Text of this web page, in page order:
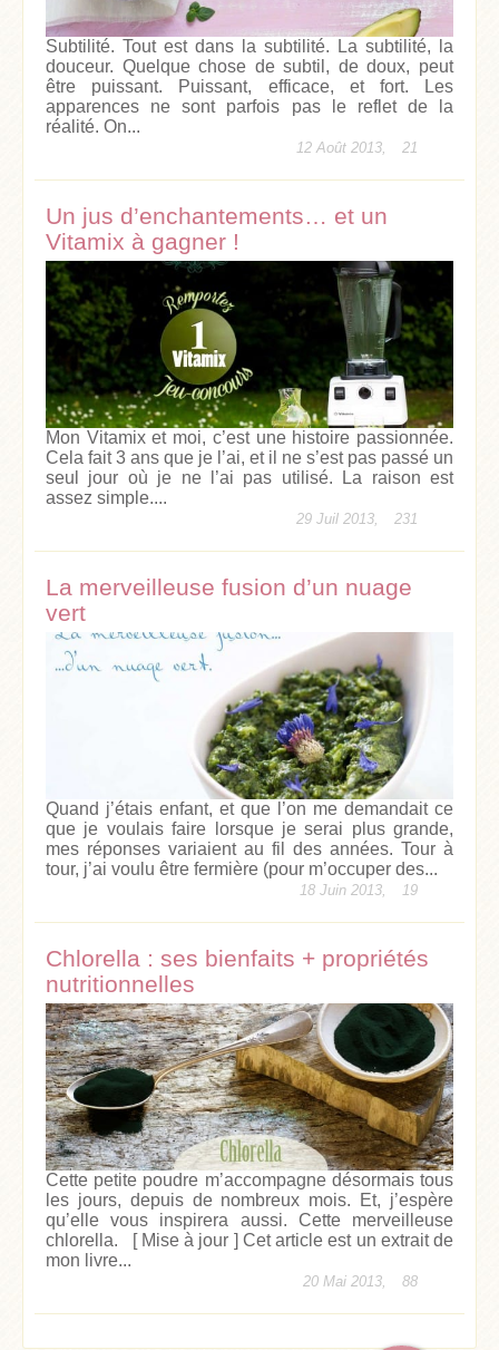
Subtilité. Tout est dans la subtilité. La subtilité, la
douceur. Quelque chose de subtil, de doux, peut
être puissant. Puissant, efficace, et fort. Les
apparences ne sont parfois pas le reflet de la
réalité. On...
12 Août 2013, 21
Un jus d’enchantements… et un
Vitamix à gagner !
Mon Vitamix et moi, c’est une histoire passionnée.
Cela fait 3 ans que je l’ai, et il ne s’est pas passé un
seul jour où je ne l’ai pas utilisé. La raison est
assez simple....
29 Juil 2013, 231
La merveilleuse fusion d’un nuage
vert
Quand j’étais enfant, et que l’on me demandait ce
que je voulais faire lorsque je serai plus grande,
mes réponses variaient au fil des années. Tour à
tour, j’ai voulu être fermière (pour m’occuper des...
18 Juin 2013, 19
Chlorella : ses bienfaits + propriétés
nutritionnelles
Cette petite poudre m’accompagne désormais tous
les jours, depuis de nombreux mois. Et, j’espère
qu’elle vous inspirera aussi. Cette merveilleuse
chlorella. [ Mise à jour ] Cet article est un extrait de
mon livre...
20 Mai 2013, 88